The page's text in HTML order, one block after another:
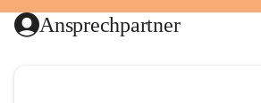
Ansprechpartner